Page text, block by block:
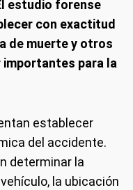
estudio forense
con exactitud
de muerte y otros
para la
establecer
del accidente.
determinar la
la ubicación